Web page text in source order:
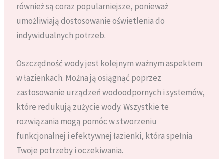
również są coraz popularniejsze, ponieważ
umożliwiają dostosowanie oświetlenia do
indywidualnych potrzeb.
Oszczędność wody jest kolejnym ważnym aspektem
w łazienkach. Można ją osiągnąć poprzez
zastosowanie urządzeń wodoodpornych i systemów,
które redukują zużycie wody. Wszystkie te
rozwiązania mogą pomóc w stworzeniu
funkcjonalnej i efektywnej łazienki, która spełnia
Twoje potrzeby i oczekiwania.